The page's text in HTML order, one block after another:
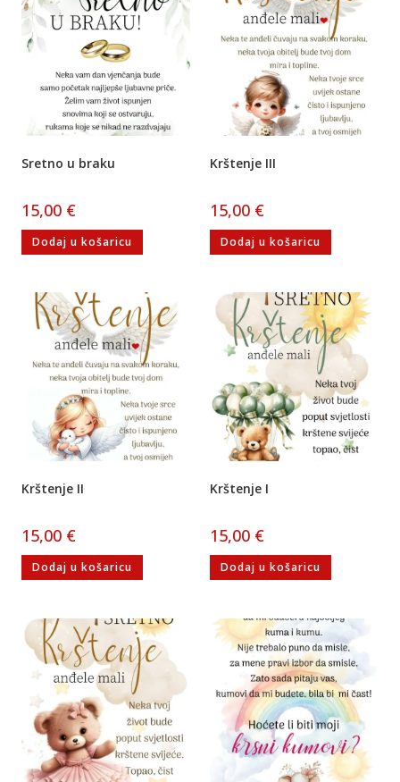
Sretno u braku
15,00 €
Dodaj u košaricu
Krštenje III
15,00 €
Dodaj u košaricu
Krštenje II
15,00 €
Dodaj u košaricu
Krštenje I
15,00 €
Dodaj u košaricu